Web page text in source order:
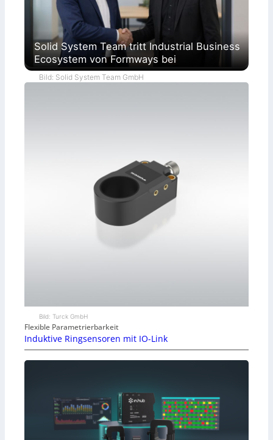
Solid System Team tritt Industrial Business
Ecosystem von Formways bei
Bild: Solid System Team GmbH
Bild: Turck GmbH
Flexible Parametrierbarkeit
Induktive Ringsensoren mit IO-Link